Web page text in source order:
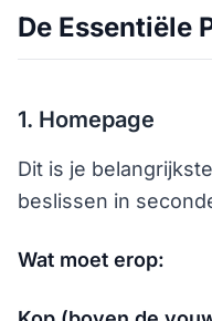
De Essentiële
1. Homepage
Dit is je
beslissen in
Wat moet erop: